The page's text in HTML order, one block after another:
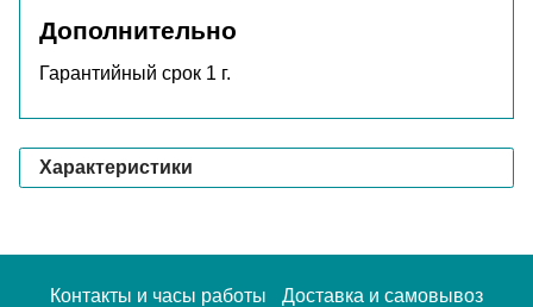
Дополнительно
Гарантийный срок 1 г.
Характеристики
Контакты и часы работы Доставка и самовывоз